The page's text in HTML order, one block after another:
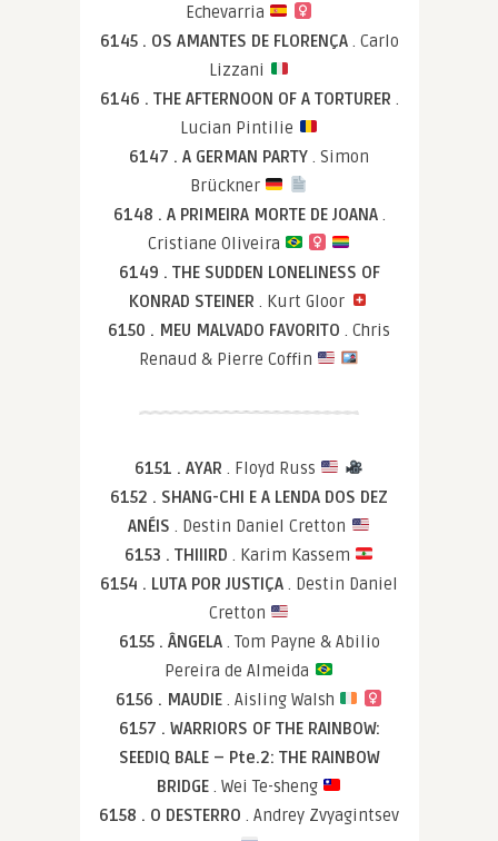
Echevarria
6145 . OS AMANTES DE FLORENÇA . Carlo
Lizzani
6146 . THE AFTERNOON OF A TORTURER .
Lucian Pintilie
6147 . A GERMAN PARTY . Simon
Brückner
6148 . A PRIMEIRA MORTE DE JOANA .
Cristiane Oliveira
6149 . THE SUDDEN LONELINESS OF
KONRAD STEINER. Kurt Gloor
6150 . MEU MALVADO FAVORITO . Chris
Renaud & Pierre Coffin
6151 . AYAR. Floyd Russ
6152 . SHANG-CHI E A LENDA DOS DEZ
ANÉIS. Destin Daniel Cretton
6153 . THIIIRD . Karim Kassem
6154 . LUTA POR JUSTIÇA . Destin Daniel
Cretton
6155 . ÂNGELA . Tom Payne & Abilio
Pereira de Almeida
6156 . MAUDIE. Aisling Walsh
6157 . WARRIORS OF THE RAINBOW:
SEEDIQ BALE – Pte.2: THE RAINBOW
BRIDGE . Wei Te-sheng
6158 . O DESTERRO . Andrey Zvyagintsev